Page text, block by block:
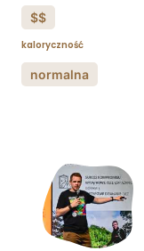
$$
kaloryczność
normalna